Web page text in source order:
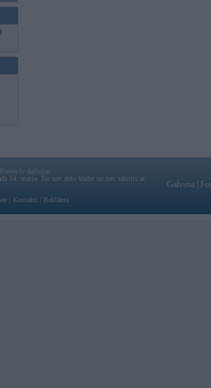
darbojas
14. maija. Tas nav auto klubs un nav saistīts ar
Kontakti Reklāma
Galvena